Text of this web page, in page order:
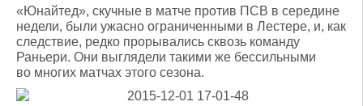
«Юнайтед», скучные в матче против ПСВ в середине
недели, были ужасно ограниченными в Лестере, и, как
следствие, редко прорывались сквозь команду
Раньери. Они выглядели такими же бессильными
во многих матчах этого сезона.